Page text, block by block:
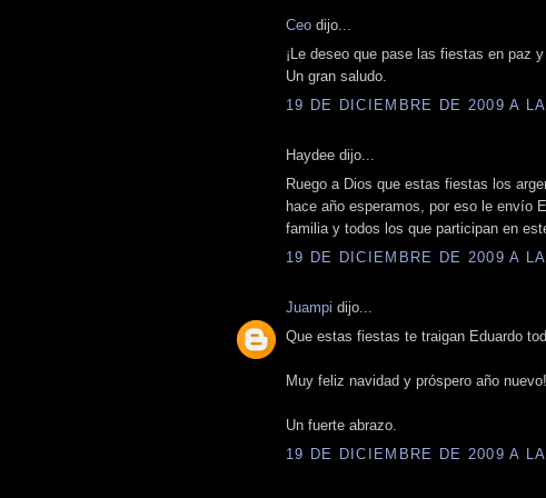
Ceo dijo...
¡Le deseo que pase las fiestas en paz
Un gran saludo.
19 DE DICIEMBRE DE 2009 A
Haydee dijo...
Ruego a Dios que estas fiestas los
hace año esperamos, por eso le envío
familia y todos los que participan en
19 DE DICIEMBRE DE 2009 A
Juampi dijo...
Que estas fiestas te traigan Eduardo
Muy feliz navidad y próspero año
Un fuerte abrazo.
19 DE DICIEMBRE DE 2009 A